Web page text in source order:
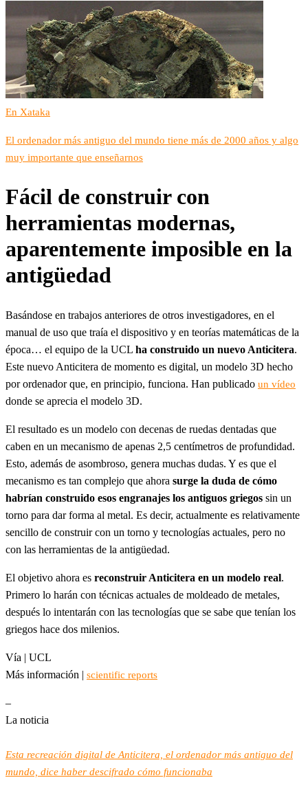
En Xataka
El ordenador más antiguo del mundo tiene más de 2000 años y algo
muy importante que enseñarnos
Fácil de construir con
herramientas modernas,
aparentemente imposible en la
antigüedad
Basándose en trabajos anteriores de otros investigadores, en el
manual de uso que traía el dispositivo y en teorías matemáticas de la
época… el equipo de la UCL ha construido un nuevo Anticitera.
Este nuevo Anticitera de momento es digital, un modelo 3D hecho
por ordenador que, en principio, funciona. Han publicado un vídeo
donde se aprecia el modelo 3D.
El resultado es un modelo con decenas de ruedas dentadas que
caben en un mecanismo de apenas 2,5 centímetros de profundidad.
Esto, además de asombroso, genera muchas dudas. Y es que el
mecanismo es tan complejo que ahora surge la duda de cómo
habrían construido esos engranajes los antiguos griegos sin un
torno para dar forma al metal. Es decir, actualmente es relativamente
sencillo de construir con un torno y tecnologías actuales, pero no
con las herramientas de la antigüedad.
El objetivo ahora es reconstruir Anticitera en un modelo real.
Primero lo harán con técnicas actuales de moldeado de metales,
después lo intentarán con las tecnologías que se sabe que tenían los
griegos hace dos milenios.
Vía | UCL
Más información | scientific reports
–
La noticia
Esta recreación digital de Anticitera, el ordenador más antiguo del
mundo, dice haber descifrado cómo funcionaba